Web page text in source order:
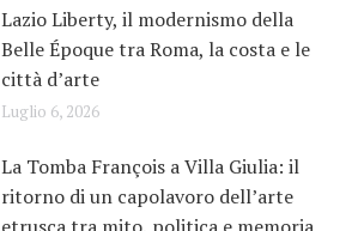
Lazio Liberty, il modernismo della
Belle Époque tra Roma, la costa e le
città d’arte
Luglio 6, 2026
La Tomba François a Villa Giulia: il
ritorno di un capolavoro dell’arte